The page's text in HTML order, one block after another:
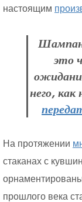
настоящим
это
него, как
На протяжении
стаканах с
прошлого века